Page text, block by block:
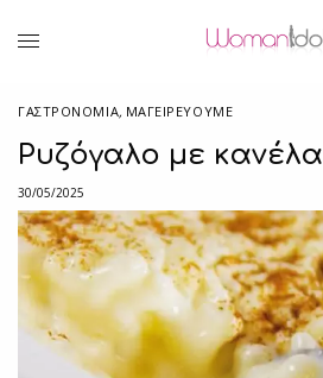
ΓΑΣΤΡΟΝΟΜΙΑ, ΜΑΓΕΙΡΕΎΟΥΜΕ
Ρυζόγαλο με κανέλα
30/05/2025